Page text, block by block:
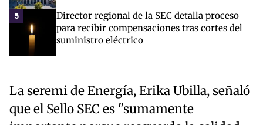
5
Director regional de la SEC detalla proceso
para recibir compensaciones tras cortes del
suministro eléctrico
La seremi de Energía, Erika Ubilla, señaló
que el Sello SEC es "sumamente